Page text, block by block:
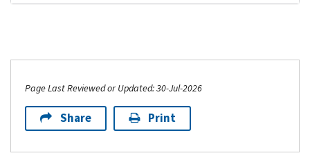
Page Last Reviewed or Updated: 30-Jul-2026
Share Print